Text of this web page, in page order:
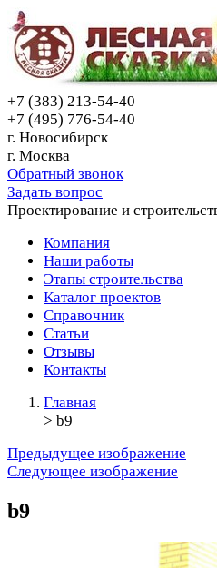
+7 (383) 213-54-40
+7 (495) 776-54-40
г. Новосибирск
г. Москва
Обратный звонок
Задать вопрос
Проектирование и
Компания
Наши работы
Этапы строительства
Каталог проектов
Справочник
Статьи
Отзывы
Контакты
Главная
> b9
Предыдущее изображение
Следующее изображение
b9